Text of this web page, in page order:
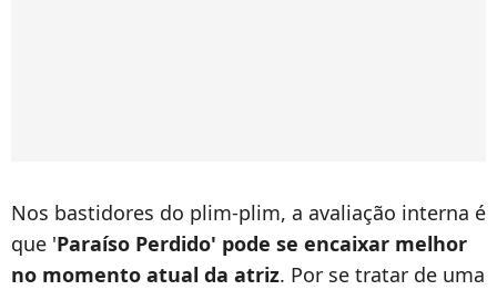
Nos bastidores do plim-plim, a avaliação interna é
que 'Paraíso Perdido' pode se encaixar melhor
no momento atual da atriz. Por se tratar de uma